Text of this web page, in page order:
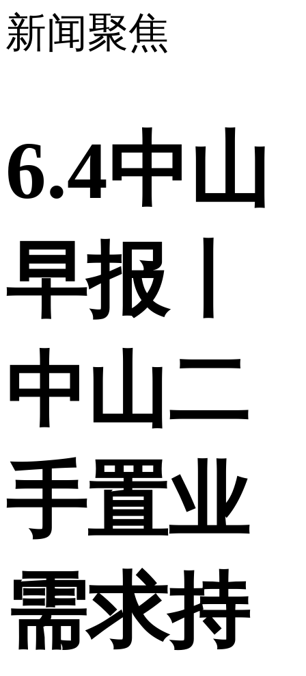
新闻聚焦
6.4中山
早报丨
中山二
手置业
需求持